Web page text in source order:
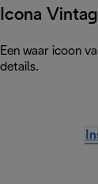
Icona
Een waar icoon
details.